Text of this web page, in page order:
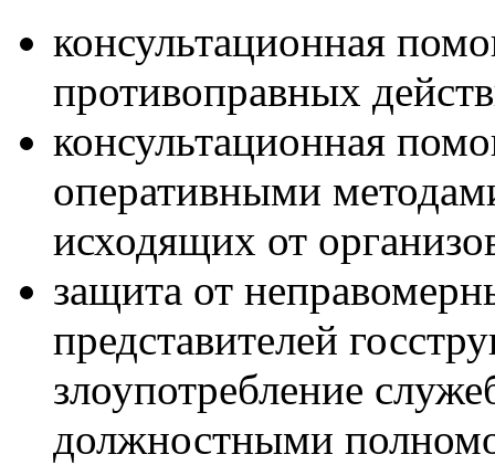
консультационная
противоправных
консультационная
оперативными
исходящих от
защита от
представителей
злоупотребление
должностными